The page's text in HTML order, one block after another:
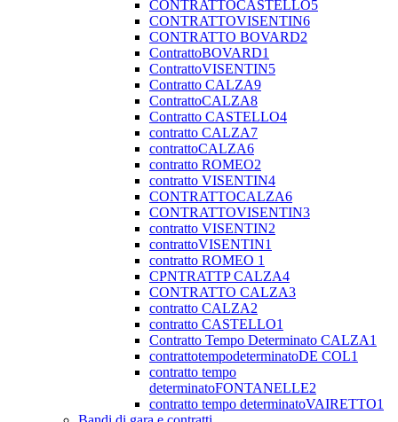
CONTRATTOCASTELLO5
CONTRATTOVISENTIN6
CONTRATTO BOVARD2
ContrattoBOVARD1
ContrattoVISENTIN5
Contratto CALZA9
ContrattoCALZA8
Contratto CASTELLO4
contratto CALZA7
contrattoCALZA6
contratto ROMEO2
contratto VISENTIN4
CONTRATTOCALZA6
CONTRATTOVISENTIN3
contratto VISENTIN2
contrattoVISENTIN1
contratto ROMEO 1
CPNTRATTP CALZA4
CONTRATTO CALZA3
contratto CALZA2
contratto CASTELLO1
Contratto Tempo Determinato CALZA1
contrattotempodeterminatoDE COL1
contratto tempo
determinatoFONTANELLE2
contratto tempo determinatoVAIRETTO1